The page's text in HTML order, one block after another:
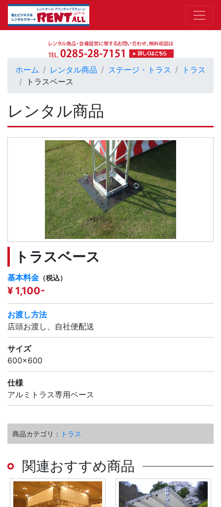
ホーム レンタル商品 ステージ・トラス
トラス
トラスベース
レンタル商品
トラスベース
基本料金 （税込）
¥ 1,100-
お渡し方法
店頭お渡し、自社便配送
サイズ
600×600
仕様
アルミトラス専用ベース
商品カテゴリ： トラス
関連おすすめ商品